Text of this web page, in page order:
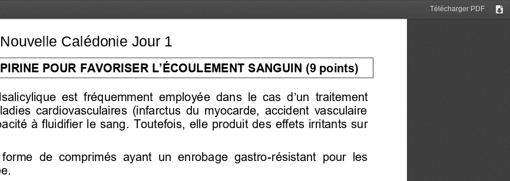
Télécharger PDF
POUR FAVORISER L’ÉCOULEMENT SANGUIN (9 points)
est  fréquemment  employée
dans le cas d’un
  traitement
cardiovasculaires  (infarctus  du  myocarde,  accident  vasculaire
à fluidifier le sang.  Toutefois,  elle produit  des  effets  irritants  sur
de comprimés ayant un enrobage gastro-résistant  pour  les